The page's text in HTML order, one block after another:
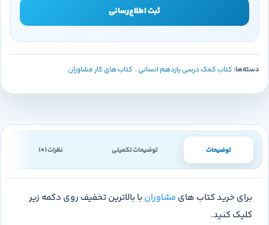
ثبت اطلاع‌رسانی
دسته‌ها:کتاب کمک درسی یازدهم انسانی , کتاب های کار مشاوران
توضیحات توضیحات تکمیلی نظرات (0)
برای خرید کتاب های مشاوران با بالاترین تخفیف روی دکمه زیر
کلیک کنید.